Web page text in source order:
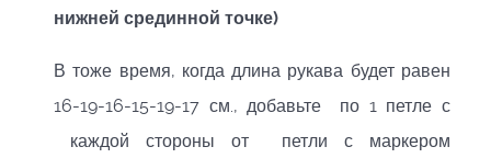
нижней срединной точке)
В тоже время, когда длина рукава будет равен
16-19-16-15-19-17 см., добавьте по 1 петле с
каждой стороны от петли с маркером